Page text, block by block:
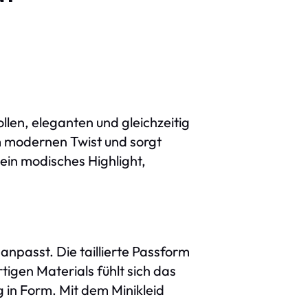
eleganten und gleichzeitig
Twist und sorgt
modisches Highlight,
Die taillierte Passform
Materials fühlt sich das
Form. Mit dem Minikleid